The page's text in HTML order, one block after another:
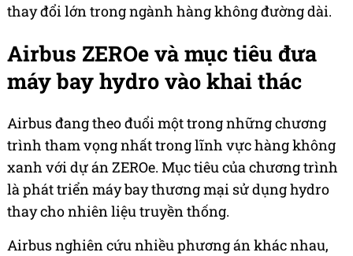
thay đổi lớn trong ngành hàng không đường dài.
Airbus ZEROe và mục tiêu đưa
máy bay hydro vào khai thác
Airbus đang theo đuổi một trong những chương
trình tham vọng nhất trong lĩnh vực hàng không
xanh với dự án ZEROe. Mục tiêu của chương trình
là phát triển máy bay thương mại sử dụng hydro
thay cho nhiên liệu truyền thống.
Airbus nghiên cứu nhiều phương án khác nhau,